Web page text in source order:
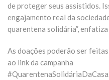
de proteger seus assistidos.
engajamento real da
quarentena solidária”,
As doações poderão ser
ao link da campanha